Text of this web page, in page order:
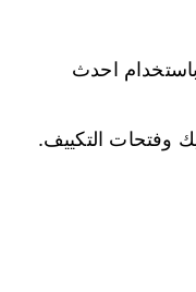
احدث
وفتحات التكييف.